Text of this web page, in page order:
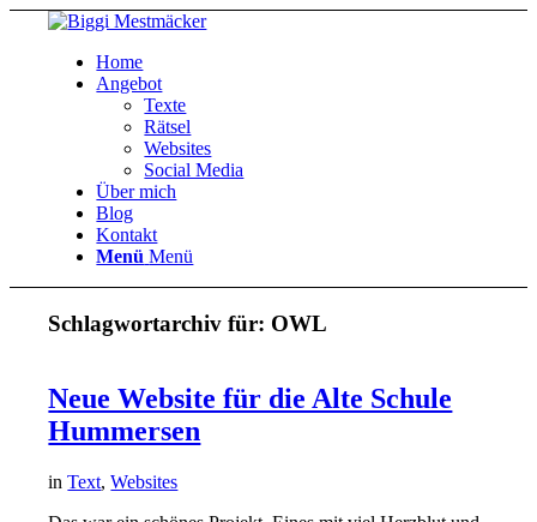
Home
Angebot
Texte
Rätsel
Websites
Social Media
Über mich
Blog
Kontakt
Menü Menü
Schlagwortarchiv für: OWL
Neue Website für die Alte Schule
Hummersen
inText,Websites